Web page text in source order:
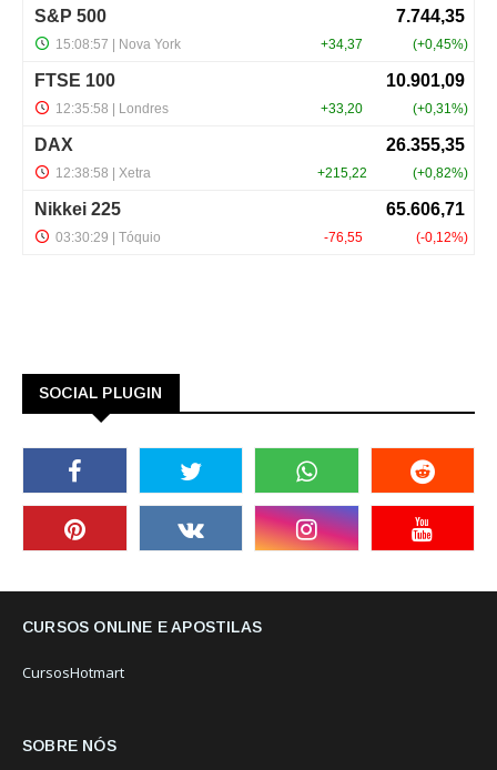
SOCIAL PLUGIN
CURSOS ONLINE E APOSTILAS
CursosHotmart
SOBRE NÓS